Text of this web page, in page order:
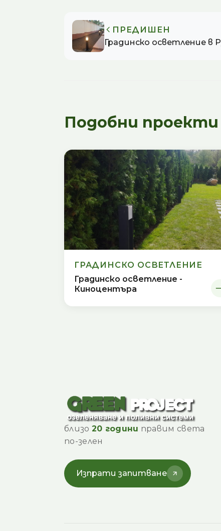
ПРЕДИШЕН
Градинско осветление в
Подобни проекти
ГРАДИНСКО ОСВЕТЛЕНИЕ
Градинско осветление -
Киноцентъра
близо 20 години правим света
по-зелен
Изпрати запитване